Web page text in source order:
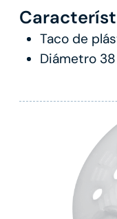
Taco de
Diámetro